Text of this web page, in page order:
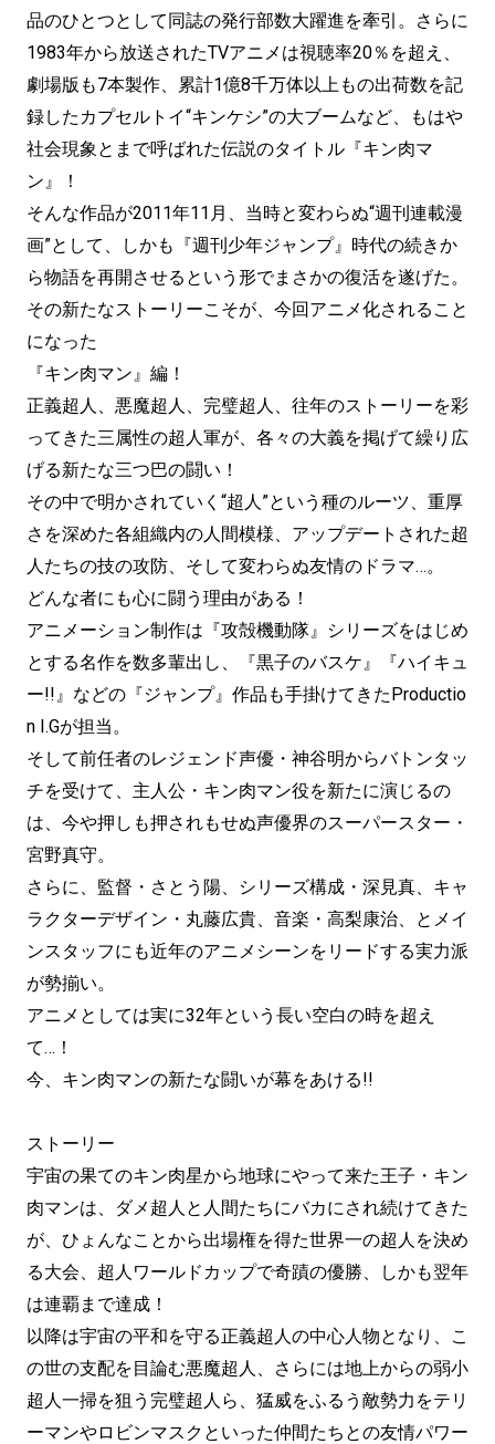
品のひとつとして同誌の発行部数大躍進を牽引。さらに
1983年から放送されたTVアニメは視聴率20％を超え、
劇場版も7本製作、累計1億8千万体以上もの出荷数を記
録したカプセルトイ“キンケシ”の大ブームなど、もはや
社会現象とまで呼ばれた伝説のタイトル『キン肉マ
ン』！
そんな作品が2011年11月、当時と変わらぬ“週刊連載漫
画”として、しかも『週刊少年ジャンプ』時代の続きか
ら物語を再開させるという形でまさかの復活を遂げた。
その新たなストーリーこそが、今回アニメ化されること
になった
『キン肉マン』編！
正義超人、悪魔超人、完璧超人、往年のストーリーを彩
ってきた三属性の超人軍が、各々の大義を掲げて繰り広
げる新たな三つ巴の闘い！
その中で明かされていく“超人”という種のルーツ、重厚
さを深めた各組織内の人間模様、アップデートされた超
人たちの技の攻防、そして変わらぬ友情のドラマ…。
どんな者にも心に闘う理由がある！
アニメーション制作は『攻殻機動隊』シリーズをはじめ
とする名作を数多輩出し、『黒子のバスケ』『ハイキュ
ー!!』などの『ジャンプ』作品も手掛けてきたProductio
n I.Gが担当。
そして前任者のレジェンド声優・神谷明からバトンタッ
チを受けて、主人公・キン肉マン役を新たに演じるの
は、今や押しも押されもせぬ声優界のスーパースター・
宮野真守。
さらに、監督・さとう陽、シリーズ構成・深見真、キャ
ラクターデザイン・丸藤広貴、音楽・高梨康治、とメイ
ンスタッフにも近年のアニメシーンをリードする実力派
が勢揃い。
アニメとしては実に32年という長い空白の時を超え
て…！
今、キン肉マンの新たな闘いが幕をあける!!
ストーリー
宇宙の果てのキン肉星から地球にやって来た王子・キン
肉マンは、ダメ超人と人間たちにバカにされ続けてきた
が、ひょんなことから出場権を得た世界一の超人を決め
る大会、超人ワールドカップで奇蹟の優勝、しかも翌年
は連覇まで達成！
以降は宇宙の平和を守る正義超人の中心人物となり、こ
の世の支配を目論む悪魔超人、さらには地上からの弱小
超人一掃を狙う完璧超人ら、猛威をふるう敵勢力をテリ
ーマンやロビンマスクといった仲間たちとの友情パワー